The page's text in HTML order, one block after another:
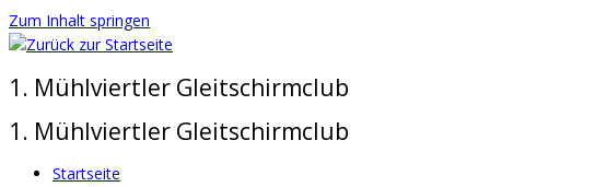
Zum Inhalt springen
1. Mühlviertler Gleitschirmclub
1. Mühlviertler Gleitschirmclub
Startseite